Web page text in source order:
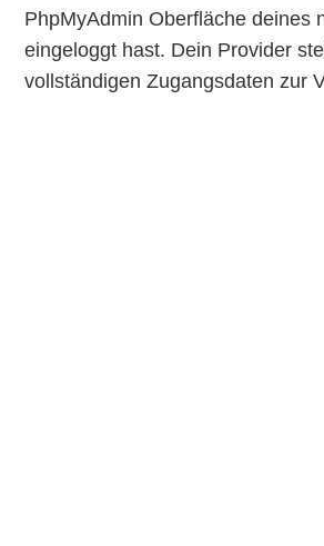
PhpMyAdmin Oberfläche deines
eingeloggt hast. Dein Provider
vollständigen Zugangsdaten zur